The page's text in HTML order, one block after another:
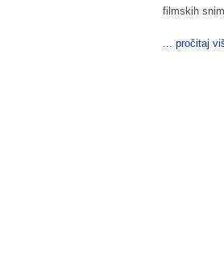
filmskih
... pročitaj